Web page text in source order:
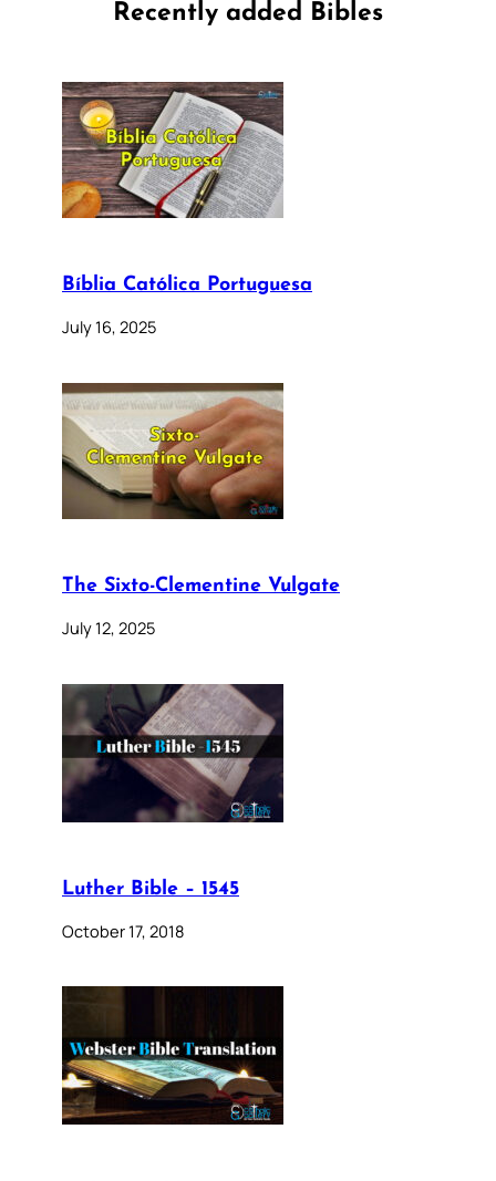
Recently added Bibles
Bíblia Católica Portuguesa
July 16, 2025
The Sixto-Clementine Vulgate
July 12, 2025
Luther Bible – 1545
October 17, 2018